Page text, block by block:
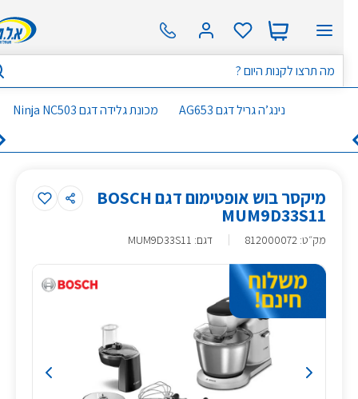
נינג’ה גריל דגם AG653 מכונת גלידה דגם Ninja NC503
מיקסר בוש אופטימום דגם BOSCH
MUM9D33S11
מק״ט:
812000072 דגם: MUM9D33S11